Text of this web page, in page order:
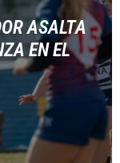
ASALTA
EN EL